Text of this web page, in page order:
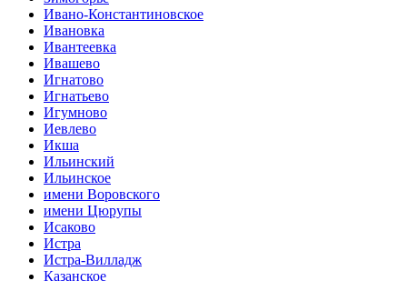
Ивано-Константиновское
Ивановка
Ивантеевка
Ивашево
Игнатово
Игнатьево
Игумново
Иевлево
Икша
Ильинский
Ильинское
имени Воровского
имени Цюрупы
Исаково
Истра
Истра-Вилладж
Казанское